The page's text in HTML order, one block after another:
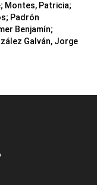
; Montes, Patricia;
; Padrón
Benjamín;
Galván, Jorge